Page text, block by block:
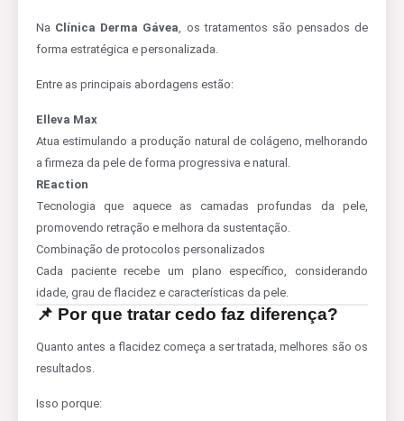
Na Clínica Derma Gávea , os tratamentos são pensados de
forma estratégica e personalizada.
Entre as principais abordagens estão:
Elleva Max
Atua estimulando a produção natural de colágeno, melhorando
a firmeza da pele de forma progressiva e natural.
REaction
Tecnologia que aquece as camadas profundas da pele,
promovendo retração e melhora da sustentação.
Combinação de protocolos personalizados
Cada paciente recebe um plano específico, considerando
idade, grau de flacidez e características da pele.
📌 Por que tratar cedo faz diferença?
Quanto antes a flacidez começa a ser tratada, melhores são os
resultados.
Isso porque: